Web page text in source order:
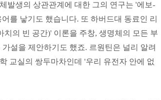
발생의 상관관계에 대한 그의 연구는 '에보-
어를 낳기도 했습니다. 또 하버드대 동료인 리
치의 빈 공간)' 이론을 주창, 생명체의 모든 부
설을 제안하기도 했죠. 르원틴은 널리 알려
교실의 쌍두마차인데 '우리 유전자 안에 없